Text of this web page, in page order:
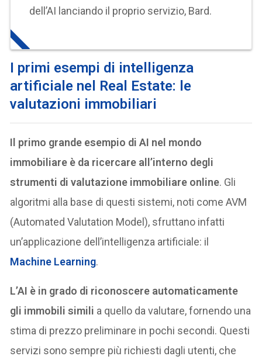
dell’AI lanciando il proprio servizio, Bard.
I primi esempi di intelligenza
artificiale nel Real Estate: le
valutazioni immobiliari
Il primo grande esempio di AI nel mondo
immobiliare è da ricercare all’interno degli
strumenti di valutazione immobiliare online. Gli
algoritmi alla base di questi sistemi, noti come AVM
(Automated Valutation Model), sfruttano infatti
un’applicazione dell’intelligenza artificiale: il
Machine Learning.
L’AI è in grado di riconoscere automaticamente
gli immobili simili a quello da valutare, fornendo una
stima di prezzo preliminare in pochi secondi. Questi
servizi sono sempre più richiesti dagli utenti, che